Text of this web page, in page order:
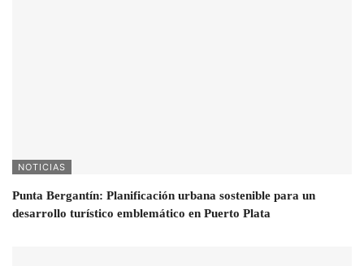
NOTICIAS
Punta Bergantín: Planificación urbana sostenible para un
desarrollo turístico emblemático en Puerto Plata